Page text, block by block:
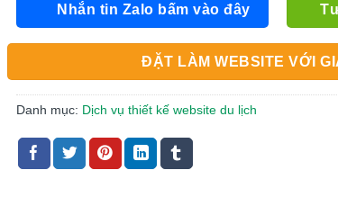
Nhắn tin Zalo bấm vào đây
ĐẶT LÀM WEBSITE VỚI
Danh mục: Dịch vụ thiết kế website du lịch